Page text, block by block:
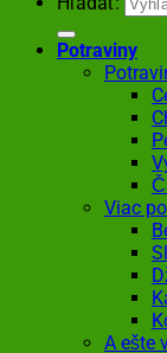
Potraviny
Viac
A ešte